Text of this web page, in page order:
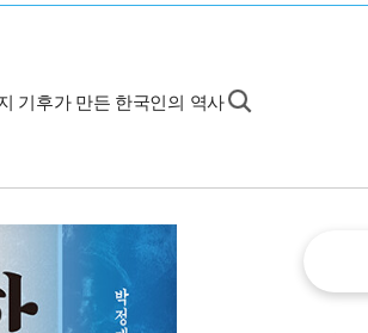
기후가 만든 한국인의 역사